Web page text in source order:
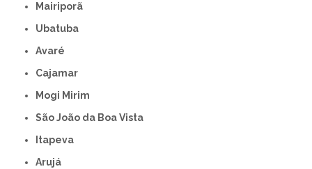
Mairiporã
Ubatuba
Avaré
Cajamar
Mogi Mirim
São João da Boa Vista
Itapeva
Arujá